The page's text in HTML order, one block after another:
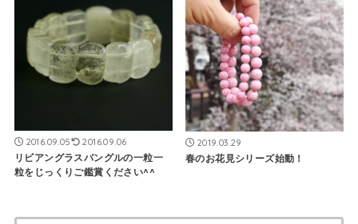
2016.09.05 2016.09.06
リビアングラスバングルの一粒一
粒をじっくりご鑑賞ください^^
2019.03.29
春のお花見シリーズ始動！